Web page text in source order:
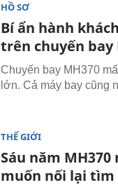
HỒ SƠ
Bí ẩn hành
trên chuyến bay
Chuyến bay MH370
lớn. Cả máy bay cũng
THẾ GIỚI
Sáu năm
muốn nối lại tìm